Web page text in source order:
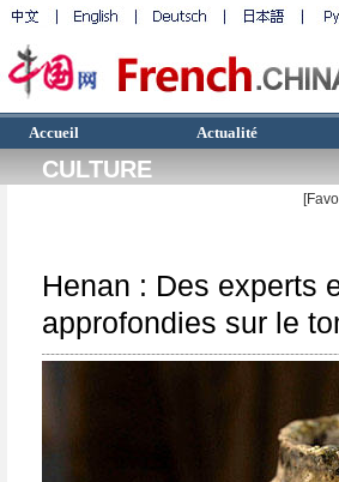
Accueil Actualité
CULTURE
Henan : Des experts
approfondies sur le